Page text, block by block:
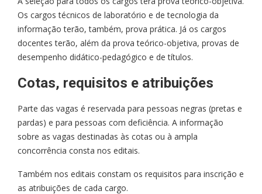
Os cargos técnicos de laboratório e de tecnologia da
informação terão, também, prova prática. Já os cargos
docentes terão, além da prova teórico-objetiva, provas de
desempenho didático-pedagógico e de títulos.
Cotas, requisitos e atribuições
Parte das vagas é reservada para pessoas negras (pretas e
pardas) e para pessoas com deficiência. A informação
sobre as vagas destinadas às cotas ou à ampla
concorrência consta nos editais.
Também nos editais constam os requisitos para inscrição e
as atribuições de cada cargo.